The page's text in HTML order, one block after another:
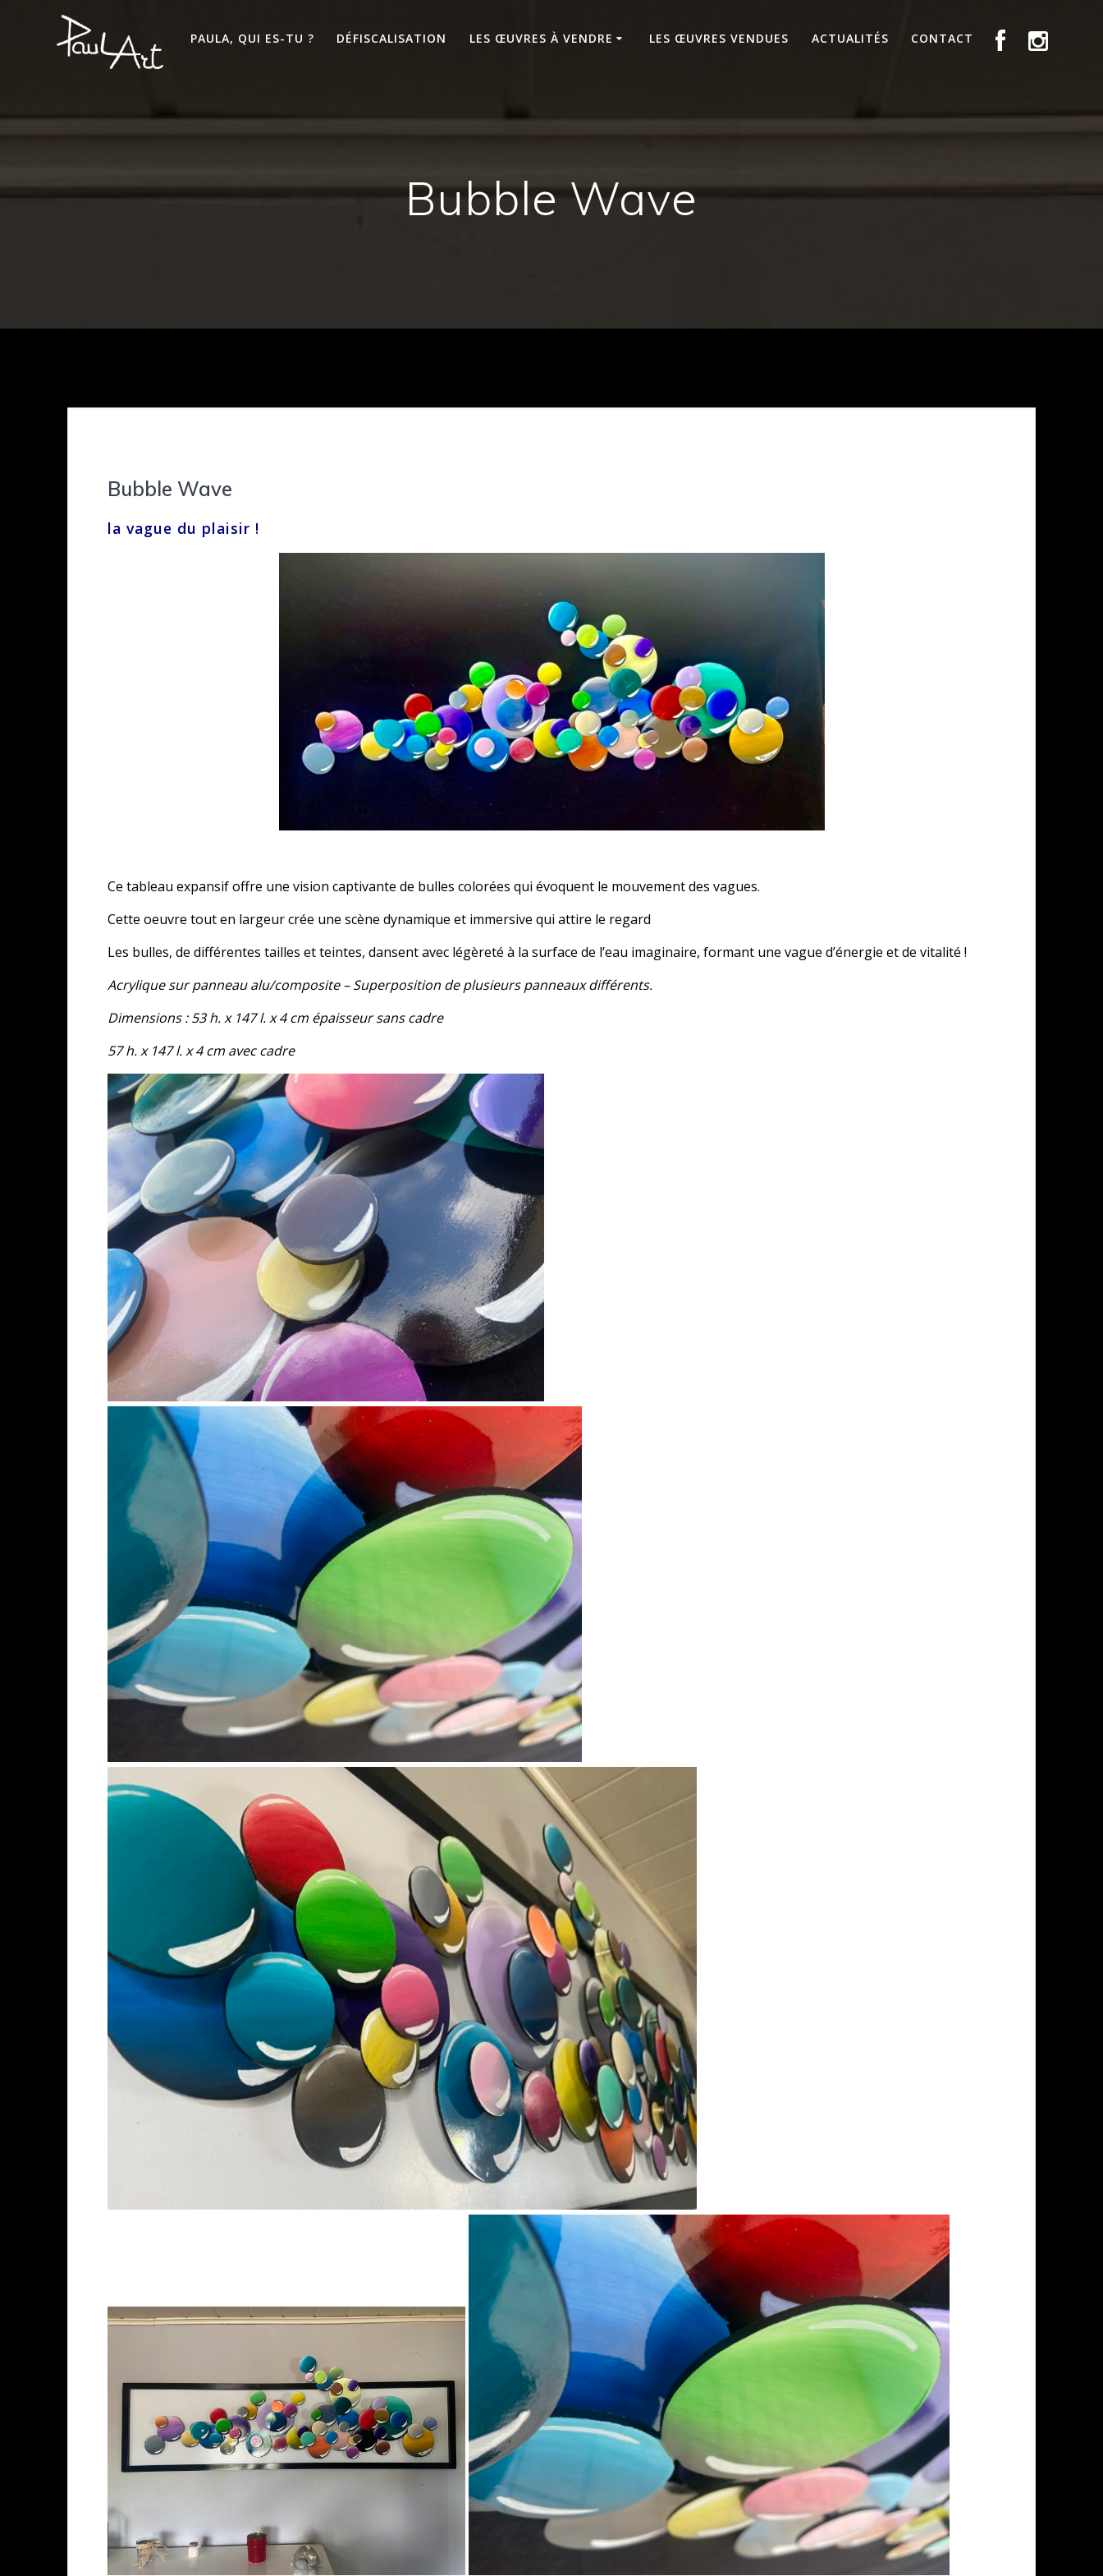
PAULA, QUI ES-TU ? DÉFISCALISATION LES ŒUVRES À VENDRE LES ŒUVRES VENDUES ACTUALITÉS CONTACT
Bubble Wave
Bubble Wave
la vague du plaisir !
Ce tableau expansif offre une vision captivante de bulles colorées qui évoquent le mouvement des vagues.
Cette oeuvre tout en largeur crée une scène dynamique et immersive qui attire le regard
Les bulles, de différentes tailles et teintes, dansent avec légèreté à la surface de l’eau imaginaire, formant une vague d’énergie et de vitalité !
Acrylique sur panneau alu/composite – Superposition de plusieurs panneaux différents.
Dimensions : 53 h. x 147 l. x 4 cm épaisseur sans cadre
57 h. x 147 l. x 4 cm avec cadre